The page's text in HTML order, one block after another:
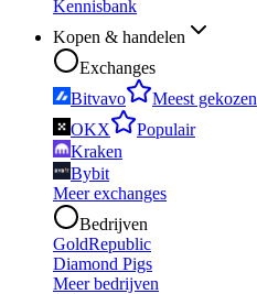
Kennisbank
Kopen & handelen
Exchanges
Bitvavo
Meest gekozen
OKX
Populair
Kraken
Bybit
Meer exchanges
Bedrijven
GoldRepublic
Diamond Pigs
Meer bedrijven